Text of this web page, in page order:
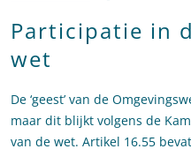
Participatie in
wet
De ‘geest’ van de
maar dit blijkt volgens de
van de wet. Artikel 16.55